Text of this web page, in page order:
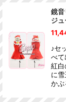
鏡
ジ
♪セ
べ
紅
に
か